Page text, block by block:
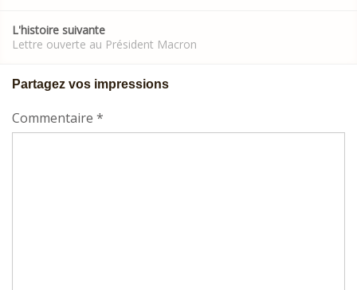
L'histoire suivante
Lettre ouverte au Président Macron
Partagez vos impressions
Commentaire *